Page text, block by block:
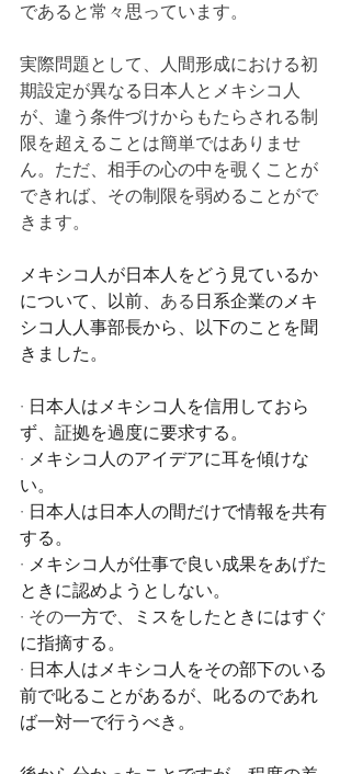
であると常々思っています。
実際問題として、人間形成における初
期設定が異なる日本人とメキシコ人
が、違う条件づけからもたらされる制
限を超えることは簡単ではありませ
ん。ただ、相手の心の中を覗くことが
できれば、その制限を弱めることがで
きます。
メキシコ人が日本人をどう見ているか
について、以前、 ある 日系企業のメキ
シコ人人事部長から、以下のことを聞
きました。
· 日本人はメキシコ人を信用しておら
ず、証拠を過度に要求する。
· メキシコ人のアイデアに耳を傾けな
い。
· 日本人は日本人の間だけで情報を共有
する。
· メキシコ人が仕事で良い成果をあげた
ときに認めようとしない。
· その一方で、ミスをしたときにはすぐ
に指摘する。
· 日本人はメキシコ人をその部下のいる
前で叱ることがあるが、叱るのであれ
ば一対一で行うべき。